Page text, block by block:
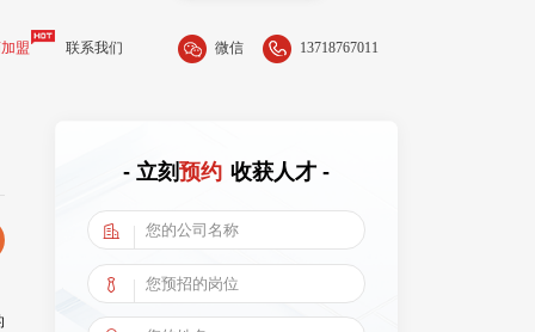
盟 联系我们 微信 13718767011
- 立刻预约 收获人才 -